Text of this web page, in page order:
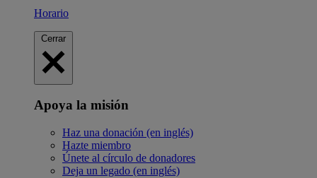
Horario
Cerrar
Apoya la misión
Haz una donación (en inglés)
Hazte miembro
Únete al círculo de donadores
Deja un legado (en inglés)